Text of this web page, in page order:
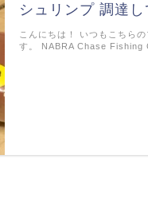
シュリンプ 調達し
こんにちは！ いつもこちら
す。 NABRA Chase Fishing